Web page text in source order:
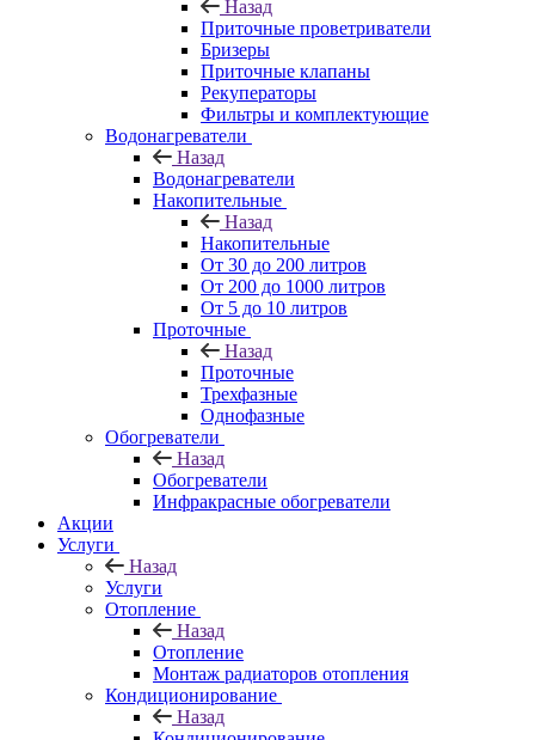
Назад
Приточные проветриватели
Бризеры
Приточные клапаны
Рекуператоры
Фильтры и комплектующие
Водонагреватели
Назад
Водонагреватели
Накопительные
Назад
Накопительные
От 30 до 200 литров
От 200 до 1000 литров
От 5 до 10 литров
Проточные
Назад
Проточные
Трехфазные
Однофазные
Обогреватели
Назад
Обогреватели
Инфракрасные обогреватели
Акции
Услуги
Назад
Услуги
Отопление
Назад
Отопление
Монтаж радиаторов отопления
Кондиционирование
Назад